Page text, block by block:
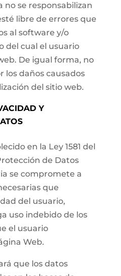
no se responsabilizan
libre de errores que
al software y/o
del cual el usuario
De igual forma, no
los daños causados
del sitio web.
Y
en la Ley 1581 del
de Datos
se compromete a
que
del usuario,
uso indebido de los
el usuario
Web.
que los datos